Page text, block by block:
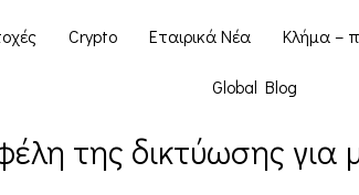
Crypto Εταιρικά Νέα Κλήμα –
Global Blog
της δικτύωσης για